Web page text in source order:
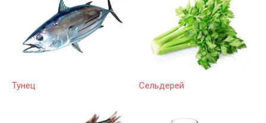
Тунец Сельдерей